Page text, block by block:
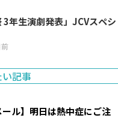
3年生演劇発表」JCVスペシ
記事
ル】明日は熱中症にご注